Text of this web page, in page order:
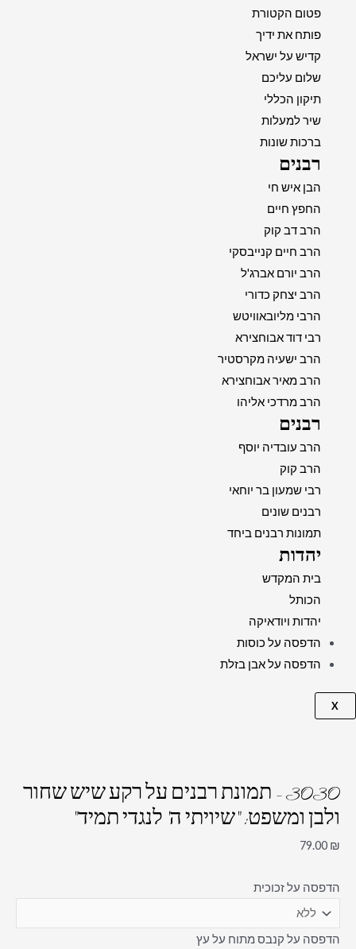
פטום הקטורת
פותח את ידיך
קדיש על ישראל
שלום עליכם
תיקון הכללי
שיר למעלות
ברכות שונות
רבנים
הבן איש חי
החפץ חיים
הרב דב קוק
הרב חיים קנייבסקי
הרב יורם אברג'ל
הרב יצחק כדורי
הרבי מליובאוויטש
רבי דוד אבוחצירא
הרב ישעיה מקרסטיר
הרב מאיר אבוחצירא
הרב מרדכי אליהו
רבנים
הרב עובדיה יוסף
הרב קוק
רבי שמעון בר יוחאי
רבנים שונים
תמונות רבנים ביחד
יהדות
בית המקדש
הכותל
יהדות ויודאיקה
הדפסה על כוסות
הדפסה על אבן בזלת
X
3030 – תמונת רבנים על רקע שיש שחור
ולבן ומשפט: "שיויתי ה' לנגדי תמיד"
79.00 ₪
הדפסה על זכוכית
הדפסה על קנבס מתוח על עץ